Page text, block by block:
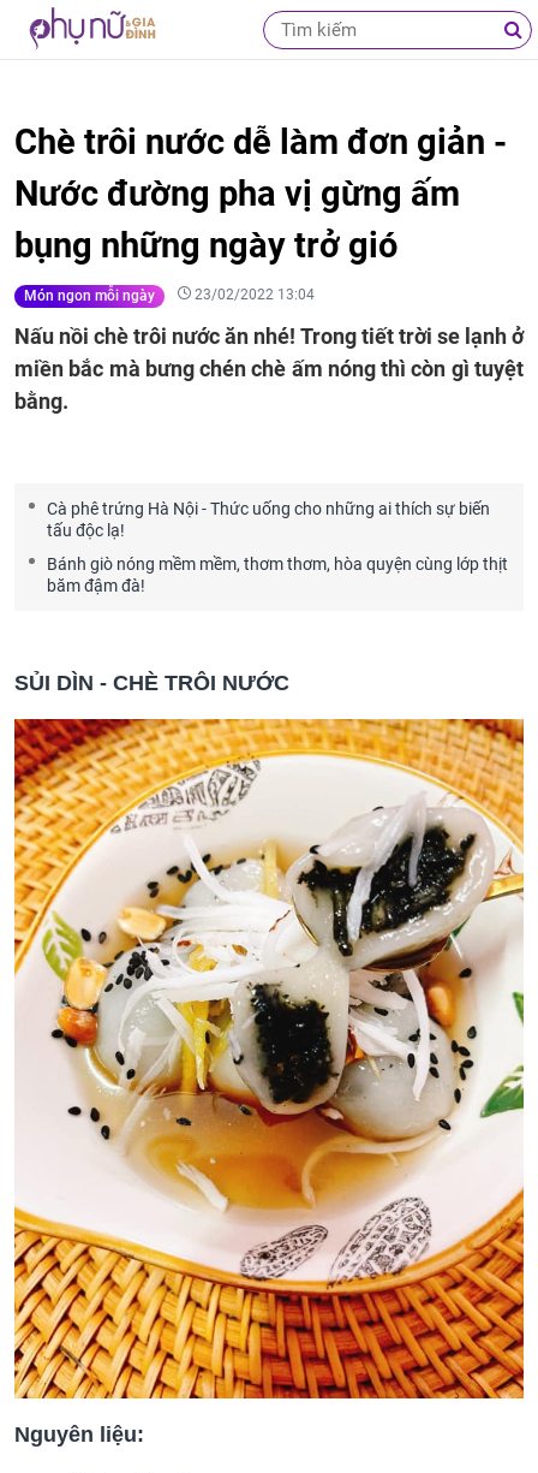
Chè trôi nước dễ làm đơn giản -
Nước đường pha vị gừng ấm
bụng những ngày trở gió
Món ngon mỗi ngày 23/02/2022 13:04
Nấu nồi chè trôi nước ăn nhé! Trong tiết trời se lạnh ở
miền bắc mà bưng chén chè ấm nóng thì còn gì tuyệt
bằng.
Cà phê trứng Hà Nội - Thức uống cho những ai thích sự biến
tấu độc lạ!
Bánh giò nóng mềm mềm, thơm thơm, hòa quyện cùng lớp thịt
băm đậm đà!
SỦI DÌN - CHÈ TRÔI NƯỚC
Nguyên liệu: